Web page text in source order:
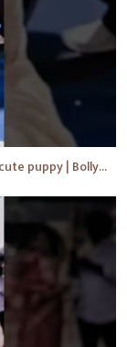
Actress Rupali Ganguly looking beautiful Play a cute puppy | Bollywood | Bollywood News #shorts #yt